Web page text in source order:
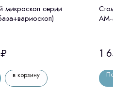
микроскоп серии
₽
в корзину
АМ-
1